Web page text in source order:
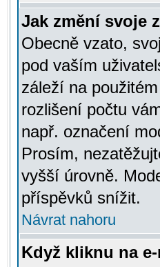
Jak změní svoje
Obecně vzato,
pod vaším
záleží na
rozlišení počtu
např. označení
Prosím,
vyšší úrovně.
příspěvků snížit.
Návrat nahoru
Když kliknu na